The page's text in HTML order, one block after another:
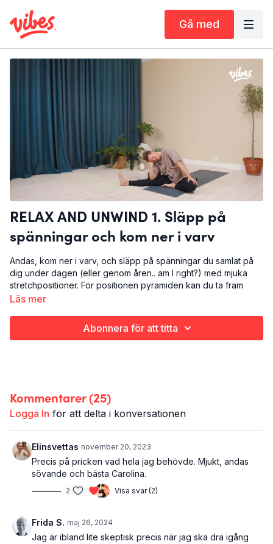
Gå med
RELAX AND UNWIND 1. Släpp på
spänningar och kom ner i varv
Andas, kom ner i varv, och släpp på spänningar du samlat på
dig under dagen (eller genom åren.. am I right?) med mjuka
stretchpositioner. För positionen pyramiden kan du ta fram
yogablock eller en stol
Det här är Relax and Unwind 1:
Den här korta kvällsyogaklassen är en del av programmet
Relax and Unwind: sju sköna sätt att varva ner på kvällen.
Läs mer
Abonnera för att titta
Kommentarer (25)
Logga In för att delta i konversationen
Elinsvettas november 20, 2023
Precis på pricken vad hela jag behövde. Mjukt, andas
sövande och bästa Carolina.
2 Visa svar (2)
Frida S. maj 26, 2024
Jag är ibland lite skeptisk precis när jag ska dra igång